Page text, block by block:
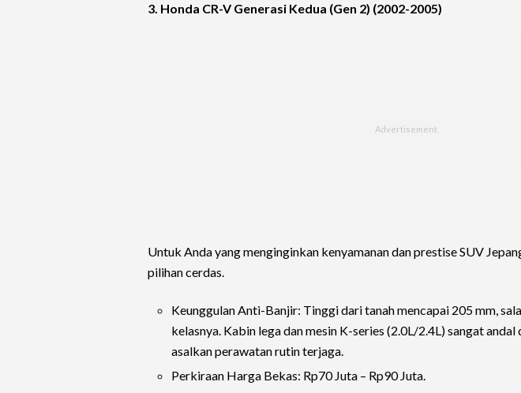
3. Honda CR-V Generasi Kedua (Gen 2) (2002-2005)
Untuk Anda yang menginginkan kenyamanan dan prestise SUV
pilihan cerdas.
Keunggulan Anti-Banjir: Tinggi dari tanah mencapai 205 mm,
kelasnya. Kabin lega dan mesin K-series (2.0L/2.4L) sangat
asalkan perawatan rutin terjaga.
Perkiraan Harga Bekas: Rp70 Juta – Rp90 Juta.